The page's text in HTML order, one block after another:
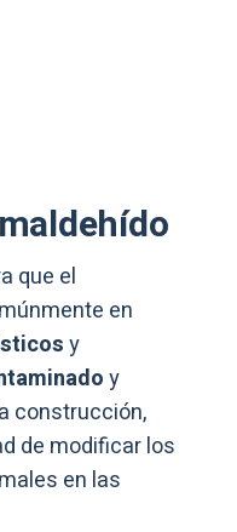
que el
en
y
y
construcción,
de modificar los
en las